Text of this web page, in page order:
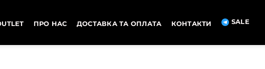
ПРО НАС ДОСТАВКА ТА ОПЛАТА КОНТАКТИ SALE